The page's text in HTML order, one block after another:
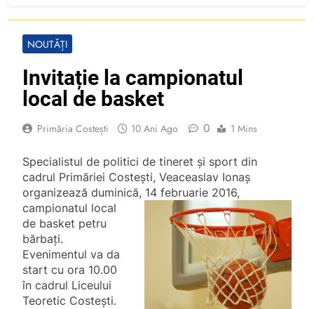
NOUTĂȚI
Invitație la campionatul
local de basket
Primăria Costești 10 Ani Ago 0 1 Mins
Specialistul de politici de tineret și sport din
cadrul Primăriei Costești, Veaceaslav Ionaș
organizează duminică, 14 februarie 2016,
campionatul local
de basket petru
bărbați.
Evenimentul va da
start cu ora 10.00
în cadrul Liceului
Teoretic Costești.